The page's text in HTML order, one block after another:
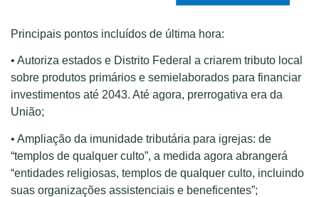
Principais pontos incluídos de última hora:
• Autoriza estados e Distrito Federal a criarem tributo local
sobre produtos primários e semielaborados para financiar
investimentos até 2043. Até agora, prerrogativa era da
União;
• Ampliação da imunidade tributária para igrejas: de
“templos de qualquer culto”, a medida agora abrangerá
“entidades religiosas, templos de qualquer culto, incluindo
suas organizações assistenciais e beneficentes”;